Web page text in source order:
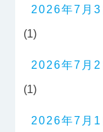
2026年7月3
(1)
2026年7月2
(1)
2026年7月1